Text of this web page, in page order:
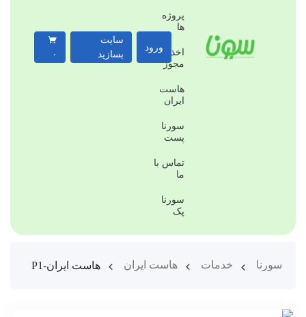
پروژه
ها
اخذ
مجوز
هاست
ایران
سورنا
پست
تماس با
ما
سورنا
پک
ورود
سایت
بسازید
۰
سورنا خدمات هاست ایران هاست ایران-P1